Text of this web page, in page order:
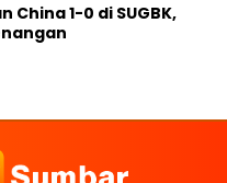
1-0 di SUGBK,